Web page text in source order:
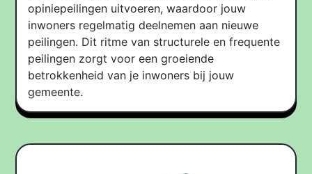
opiniepeilingen uitvoeren, waardoor jouw
inwoners regelmatig deelnemen aan nieuwe
peilingen. Dit ritme van structurele en frequente
peilingen zorgt voor een groeiende
betrokkenheid van je inwoners bij jouw
gemeente.